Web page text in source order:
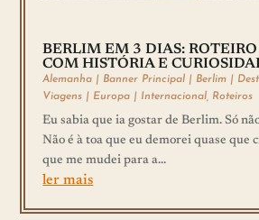
BERLIM EM 3 DIAS:
COM HISTÓRIA E
Alemanha | Banner Principal | Berlim |
Viagens | Europa | Internacional Roteiros
Eu sabia que ia gostar de Berlim. Só
Não é à toa que eu demorei quase que
que me mudei para a...
ler mais